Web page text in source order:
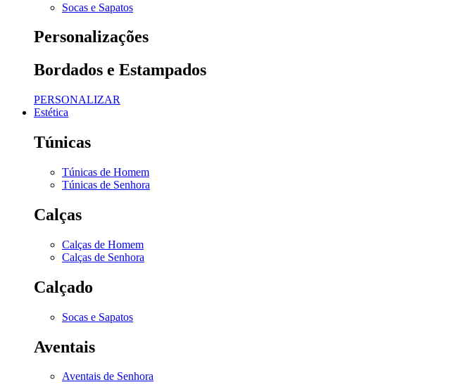
Socas e Sapatos
Personalizações
Bordados e Estampados
PERSONALIZAR
Estética
Túnicas
Túnicas de Homem
Túnicas de Senhora
Calças
Calças de Homem
Calças de Senhora
Calçado
Socas e Sapatos
Aventais
Aventais de Senhora